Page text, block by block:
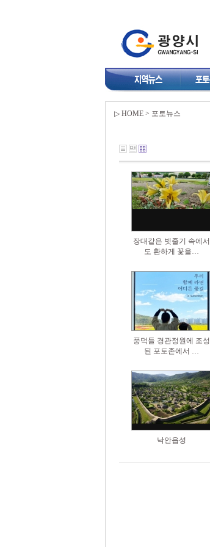
▷ HOME > 포토뉴스
장대같은 빗줄기 속에서
도 환하게 꽃을…
풍덕들 경관정원에 조성
된 포토존에서 …
낙안읍성